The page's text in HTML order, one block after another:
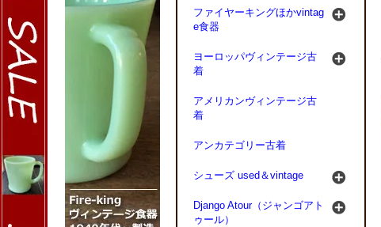
ファイヤーキングほかvintag
e食器
ヨーロッパヴィンテージ古
着
アメリカンヴィンテージ古
着
アンカテゴリー古着
シューズ used＆vintage
Django Atour（ジャンゴアト
ゥール）